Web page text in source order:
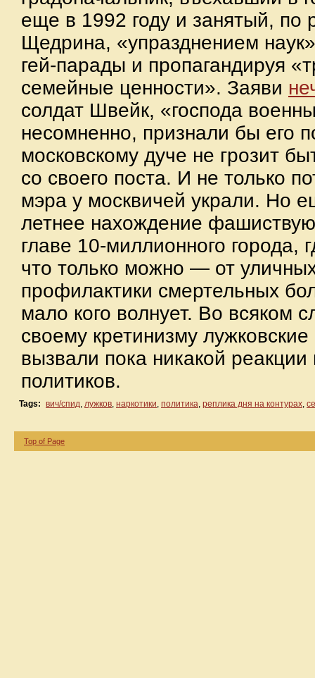
еще в 1992 году и занятый, по
Щедрина, «упразднением
гей-парады и пропагандируя
семейные ценности». Заяви
солдат Швейк, «господа
несомненно, признали бы его
московскому дуче не грозит
со своего поста. И не только
мэра у москвичей украли. Но
летнее нахождение
главе 10-миллионного города,
что только можно — от
профилактики смертельных
мало кого волнует. Во всяком
своему кретинизму
вызвали пока никакой
политиков.
Tags: вич/спид, лужков, наркотики, политика, реплика дня на контурах,
Top of Page